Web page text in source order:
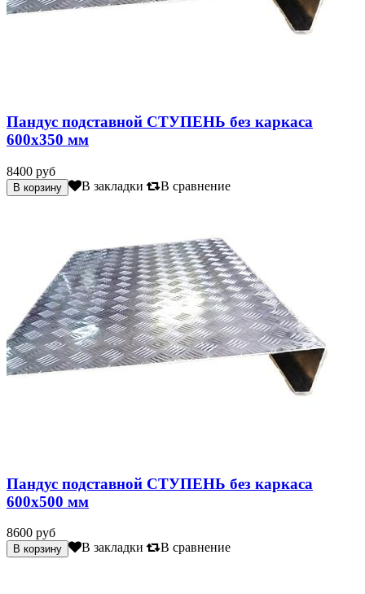
Пандус подставной СТУПЕНЬ без каркаса
600х350 мм
8400 руб
В закладки В сравнение
Пандус подставной СТУПЕНЬ без каркаса
600х500 мм
8600 руб
В закладки В сравнение